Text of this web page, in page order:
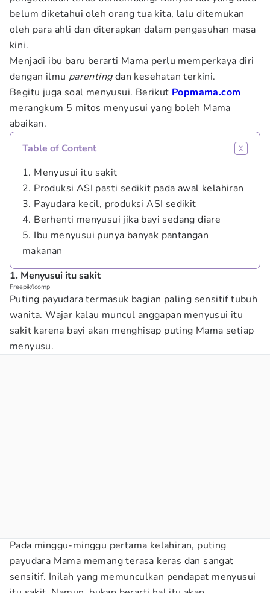
belum diketahui oleh orang tua kita, lalu ditemukan
oleh para ahli dan diterapkan dalam pengasuhan masa
kini.
Menjadi ibu baru berarti Mama perlu memperkaya diri
dengan ilmu parentingdan kesehatan terkini.
Begitu juga soal menyusui. Berikut Popmama.com
merangkum 5 mitos menyusui yang boleh Mama
abaikan.
Table of Content
1. Menyusui itu sakit
2. Produksi ASI pasti sedikit pada awal kelahiran
3. Payudara kecil, produksi ASI sedikit
4. Berhenti menyusui jika bayi sedang diare
5. Ibu menyusui punya banyak pantangan
makanan
1. Menyusui itu sakit
Freepik/Jcomp
Puting payudara termasuk bagian paling sensitif tubuh
wanita. Wajar kalau muncul anggapan menyusui itu
sakit karena bayi akan menghisap puting Mama setiap
menyusu.
Pada minggu-minggu pertama kelahiran, puting
payudara Mama memang terasa keras dan sangat
sensitif. Inilah yang memunculkan pendapat menyusui